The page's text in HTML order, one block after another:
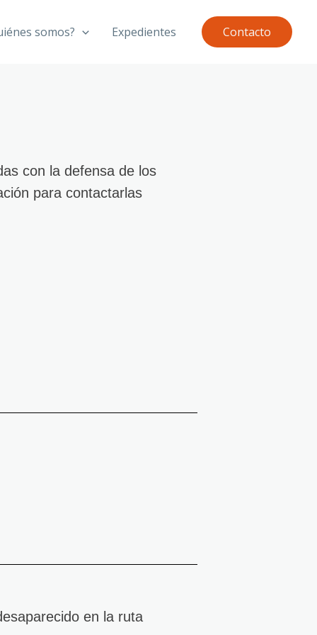
somos? Expedientes Contacto
con la defensa de los
para contactarlas
en la ruta